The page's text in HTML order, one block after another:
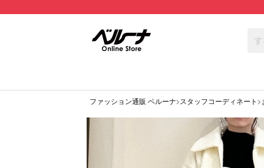
ファッション通販 ベルーナ スタッフコーディネート